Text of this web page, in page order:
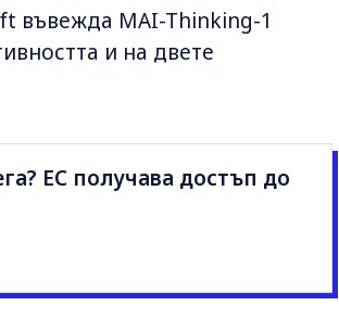
въвежда MAI-Thinking-1
и на двете
ЕС получава достъп до